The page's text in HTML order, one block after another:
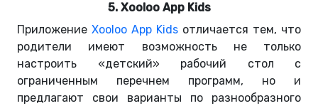
5. Xooloo App Kids
Приложение Xooloo App Kids отличается тем, что
родители имеют возможность не только
настроить «детский» рабочий стол с
ограниченным перечнем программ, но и
предлагают свои варианты по разнообразного